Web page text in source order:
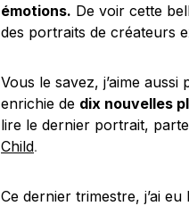
émotions. De voir cette
des portraits de créateurs
Vous le savez, j’aime aussi
enrichie de dix nouvelles
lire le dernier portrait,
Child.
Ce dernier trimestre, j’ai